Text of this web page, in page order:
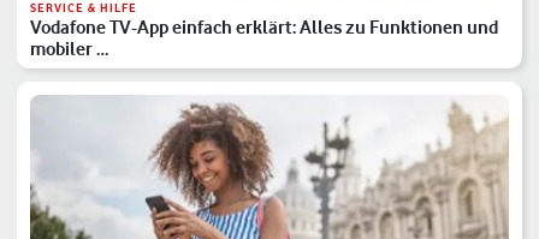
SERVICE & HILFE
Vodafone TV-App einfach erklärt: Alles zu Funktionen und
mobiler …